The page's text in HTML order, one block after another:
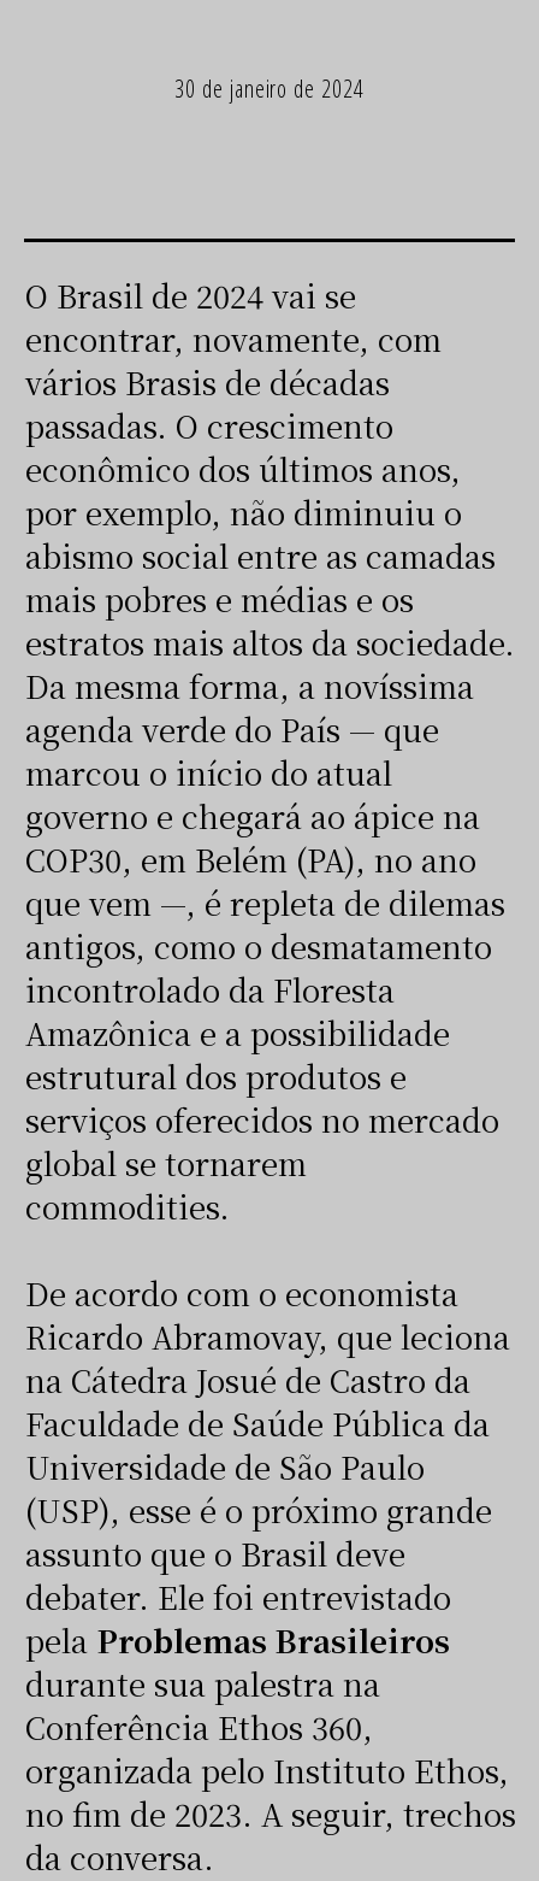
30 de janeiro de 2024
O Brasil de 2024 vai se
encontrar, novamente, com
vários Brasis de décadas
passadas. O crescimento
econômico dos últimos anos,
por exemplo, não diminuiu o
abismo social entre as camadas
mais pobres e médias e os
estratos mais altos da sociedade.
Da mesma forma, a novíssima
agenda verde do País — que
marcou o início do atual
governo e chegará ao ápice na
COP30, em Belém (PA), no ano
que vem —, é repleta de dilemas
antigos, como o desmatamento
incontrolado da Floresta
Amazônica e a possibilidade
estrutural dos produtos e
serviços oferecidos no mercado
global se tornarem
commodities.
De acordo com o economista
Ricardo Abramovay, que leciona
na Cátedra Josué de Castro da
Faculdade de Saúde Pública da
Universidade de São Paulo
(USP), esse é o próximo grande
assunto que o Brasil deve
debater. Ele foi entrevistado
pela Problemas Brasileiros
durante sua palestra na
Conferência Ethos 360,
organizada pelo Instituto Ethos,
no fim de 2023. A seguir, trechos
da conversa.